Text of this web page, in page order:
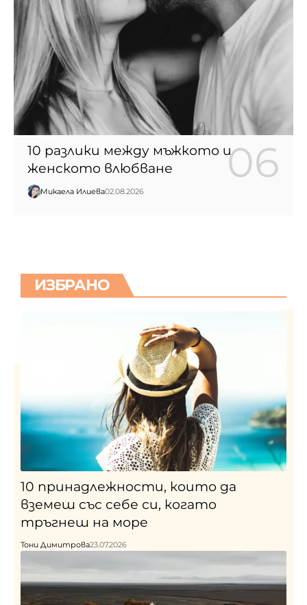
10 разлики между мъжкото и
женското влюбване
Микаела Илиева02.08.2026
ИЗБРАНО
10 принадлежности, които да
вземеш със себе си, когато
тръгнеш на море
Тони Димитрова23.07.2026